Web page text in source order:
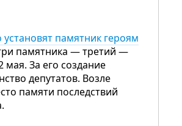
памятник героям
памятника — третий —
мая. За его создание
депутатов. Возле
памяти последствий